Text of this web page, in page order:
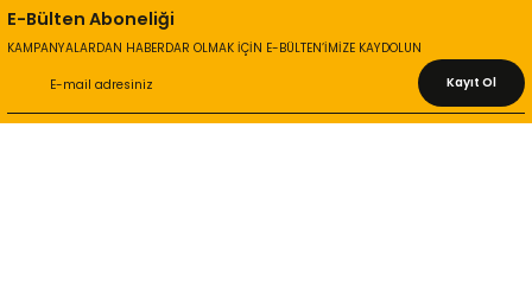
E-Bülten Aboneliği
KAMPANYALARDAN HABERDAR OLMAK İÇİN E-BÜLTEN’İMİZE KAYDOLUN
Kayıt Ol